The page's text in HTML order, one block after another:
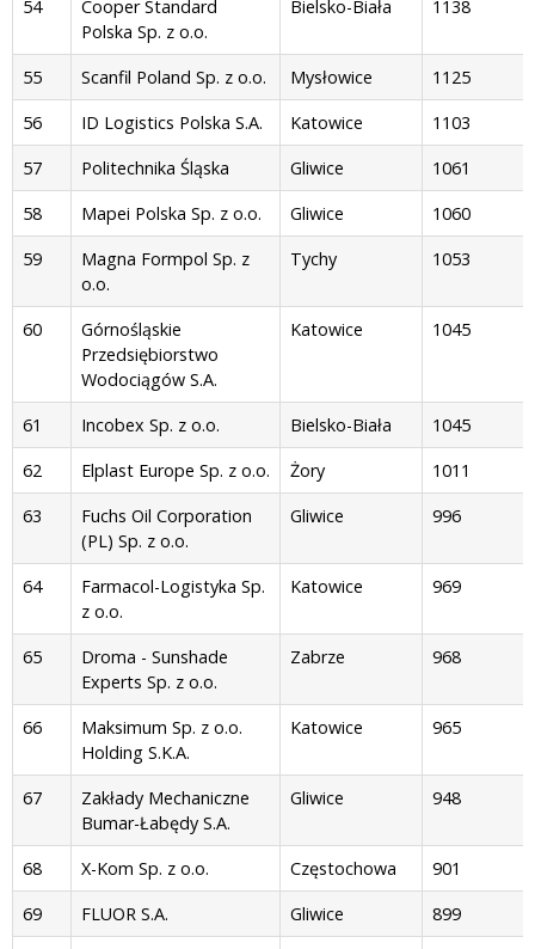
54
Cooper Standard
Polska Sp. z o.o.
Bielsko-Biała 1138
55 Scanfil Poland Sp. z o.o. Mysłowice
1125
56
ID Logistics Polska S.A. Katowice
1103
57
Politechnika Śląska Gliwice
1061
58
Mapei Polska Sp. z o.o. Gliwice
1060
59
Magna Formpol Sp. z
o.o.
Tychy 1053
60
Górnośląskie
Przedsiębiorstwo
Wodociągów S.A.
Katowice 1045
61 Incobex Sp. z o.o. Bielsko-Biała
1045
62
Elplast Europe Sp. z o.o. Żory
1011
63
Fuchs Oil Corporation
(PL) Sp. z o.o.
Gliwice 996
64
Farmacol-Logistyka Sp.
z o.o.
Katowice 969
65
Droma - Sunshade
Experts Sp. z o.o.
Zabrze 968
66
Maksimum Sp. z o.o.
Holding S.K.A.
Katowice 965
67
Zakłady Mechaniczne
Bumar-Łabędy S.A.
Gliwice 948
68 X-Kom Sp. z o.o. Częstochowa
901
69
FLUOR S.A. Gliwice
899